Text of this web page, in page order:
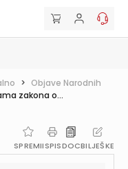
> Objave Narodnih
zakona o...
SPREMIISPISDOCBILJEŠKE